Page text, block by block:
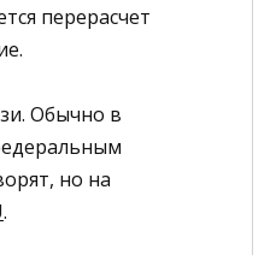
перерасчет
Обычно в
но на
.